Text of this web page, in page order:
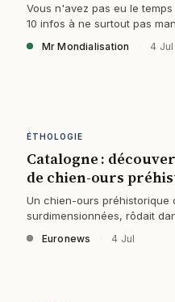
Vous n'avez pas eu le
10 infos à ne surtout pas
Mr Mondialisation 4 Jul
ÉTHOLOGIE
Catalogne :
de chien-ours
Un chien-ours préhistorique
surdimensionnées, rôdait
Euronews 4 Jul